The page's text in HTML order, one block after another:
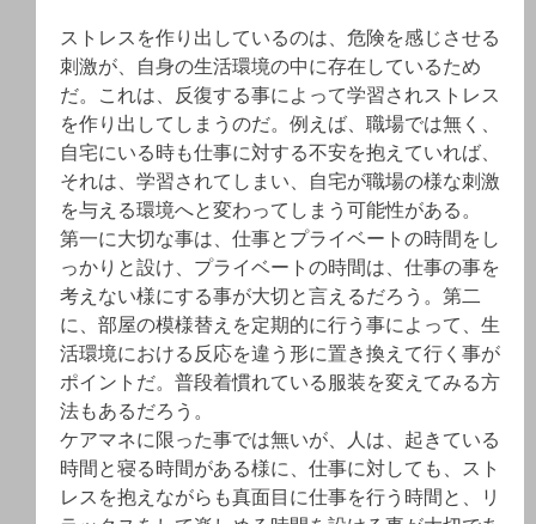
ストレスを作り出しているのは、危険を感じさせる
刺激が、自身の生活環境の中に存在しているため
だ。これは、反復する事によって学習されストレス
を作り出してしまうのだ。例えば、職場では無く、
自宅にいる時も仕事に対する不安を抱えていれば、
それは、学習されてしまい、自宅が職場の様な刺激
を与える環境へと変わってしまう可能性がある。
第一に大切な事は、仕事とプライベートの時間をし
っかりと設け、プライベートの時間は、仕事の事を
考えない様にする事が大切と言えるだろう。第二
に、部屋の模様替えを定期的に行う事によって、生
活環境における反応を違う形に置き換えて行く事が
ポイントだ。普段着慣れている服装を変えてみる方
法もあるだろう。
ケアマネに限った事では無いが、人は、起きている
時間と寝る時間がある様に、仕事に対しても、スト
レスを抱えながらも真面目に仕事を行う時間と、リ